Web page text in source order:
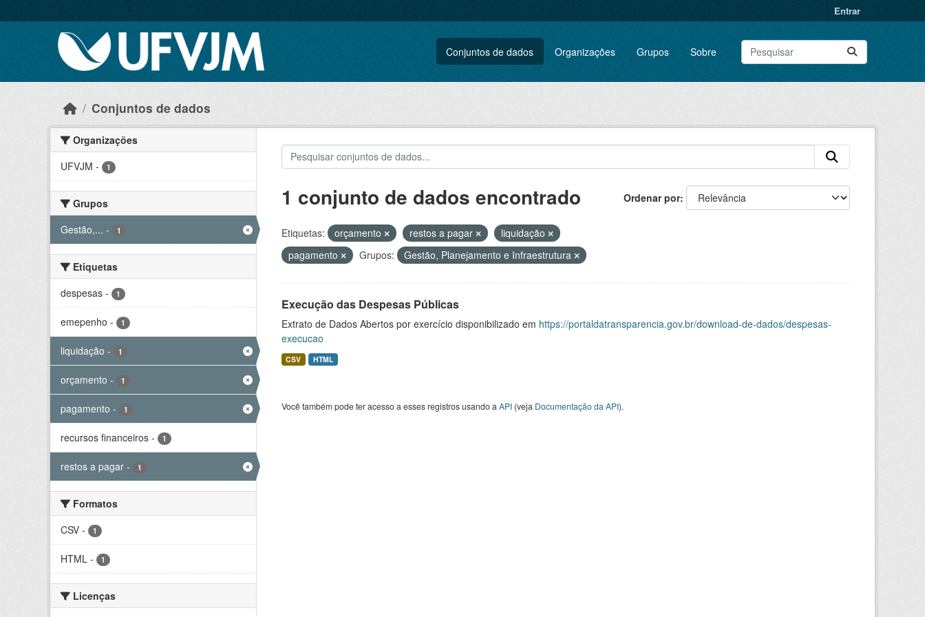
Entrar
Conjuntos de dados Organizações Grupos Sobre
Conjuntos de dados
Organizações
UFVJM - 1
Grupos
Gestão,... - 1
Etiquetas
despesas - 1
emepenho - 1
liquidação - 1
orçamento - 1
pagamento - 1
recursos financeiros - 1
restos a pagar - 1
Formatos
CSV - 1
HTML - 1
Licenças
Ordenar por
1 conjunto de dados encontrado
Etiquetas: orçamento restos a pagar
liquidação
pagamento
Grupos: Gestão, Planejamento e Infraestrutura
Execução das Despesas Públicas
Extrato de Dados Abertos por exercício disponibilizado em https://portaldatransparencia.gov.br/download-de-dados/despesas-
execucao
CSV HTML
Você também pode ter acesso a esses registros usando a API(veja Documentação da API).